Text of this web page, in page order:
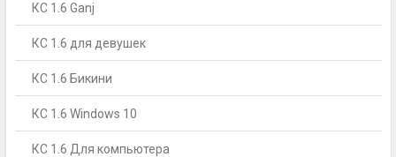
КС 1.6 Ganj
КС 1.6 для девушек
КС 1.6 Бикини
КС 1.6 Windows 10
КС 1.6 Для компьютера